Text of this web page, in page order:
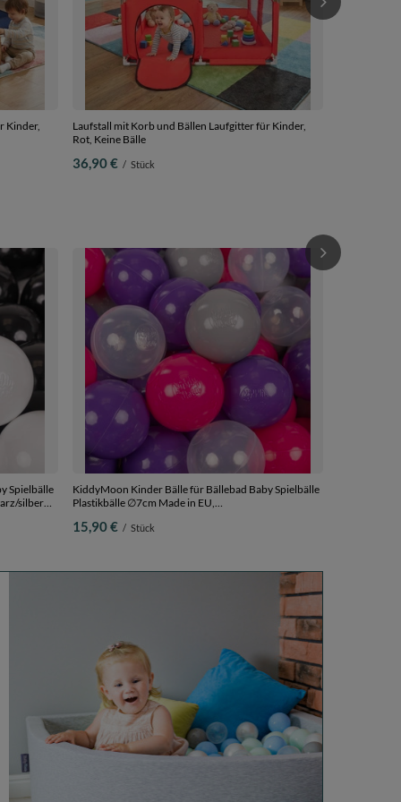
Kinder,
Laufstall mit Korb und Bällen Laufgitter für Kinder,
Rot, Keine Bälle
36,90 € / Stück
Spielbälle
silbern,
KiddyMoon Kinder Bälle für Bällebad Baby Spielbälle
Plastikbälle ∅7cm Made in EU,
15,90 € / Stück
KiddyMoon